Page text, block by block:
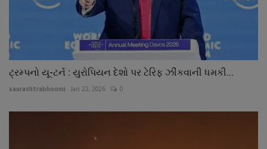
ટ્રમ્પનો યૂ-ટર્ન : યુરોપિયન દેશો પર ટેરિફ ઝીંકવાની ધમકી...
saurashtrabhoomi Jan 22, 2026 0